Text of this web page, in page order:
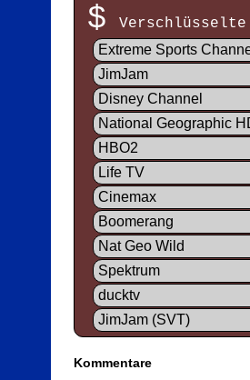
$
Extreme Sports
JimJam
Disney Channel
National Geographic
HBO2
Life TV
Cinemax
Boomerang
Nat Geo Wild
Spektrum
ducktv
JimJam (SVT)
Kommentare